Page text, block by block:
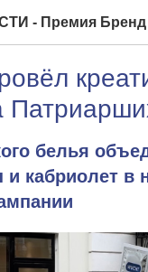
- Премия Бренд
белья
и кабриолет в